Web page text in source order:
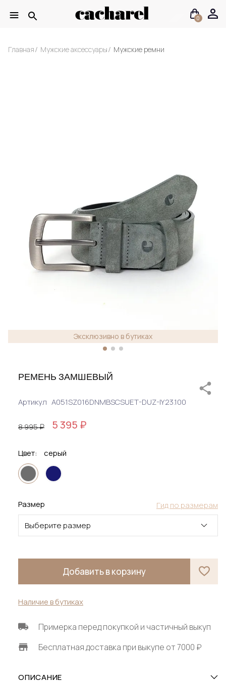
0
Главная Мужские аксессуары Мужские ремни
Эксклюзивно в бутиках
РЕМЕНЬ ЗАМШЕВЫЙ
Артикул A051SZ016DNMBSCSUET-DUZ-IY23.100
8 995 ₽ 5 395 ₽
Цвет: серый
Гид по размерам
Размер
Выберите размер
Добавить в корзину
Наличие в бутиках
Примерка перед покупкой и частичный выкуп
Бесплатная доставка при выкупе от 7000 ₽
ОПИСАНИЕ